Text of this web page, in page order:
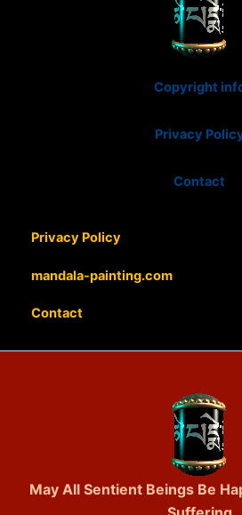
Copyright
Privacy
Contact
Privacy Policy
mandala-painting.com
Contact
May All Sentient Beings Be